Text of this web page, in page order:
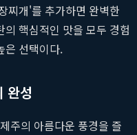
찌개'를 추가하면 완벽한
핵심적인 맛을 모두 경험
은 선택이다.
완성
주의 아름다운 풍경을 즐